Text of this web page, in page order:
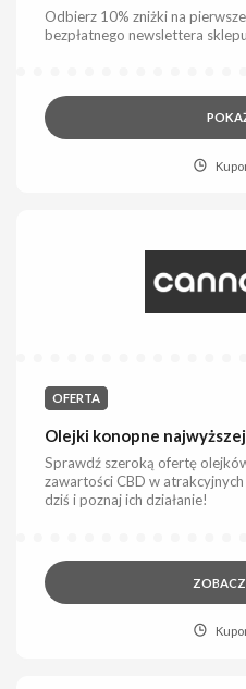
Odbierz 10% zniżki na
bezpłatnego newslettera
OFERTA
Olejki konopne
Sprawdź szeroką ofertę
zawartości CBD w
dziś i poznaj ich działanie!
ZOBACZ